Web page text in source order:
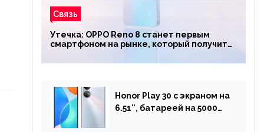
Связь
Утечка: OPPO Reno 8 станет первым
смартфоном на рынке, который получит
Honor Play 30 с экраном на
6.51″, батареей на 5000